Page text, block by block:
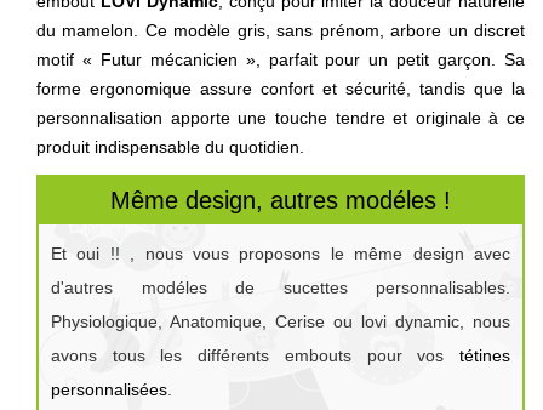
du mamelon. Ce modèle gris, sans prénom, arbore un discret
motif « Futur mécanicien », parfait pour un petit garçon. Sa
forme ergonomique assure confort et sécurité, tandis que la
personnalisation apporte une touche tendre et originale à ce
produit indispensable du quotidien.
Même design, autres modéles !
Et oui !! , nous vous proposons le même design avec
d'autres modéles de sucettes personnalisables.
Physiologique, Anatomique, Cerise ou lovi dynamic, nous
avons tous les différents embouts pour vos tétines
personnalisées